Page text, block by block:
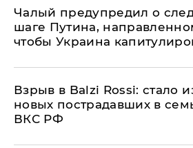
Чалый предупредил о
шаге Путина,
чтобы Украина
Взрыв в Balzi Rossi: стало
новых пострадавших в
ВКС РФ